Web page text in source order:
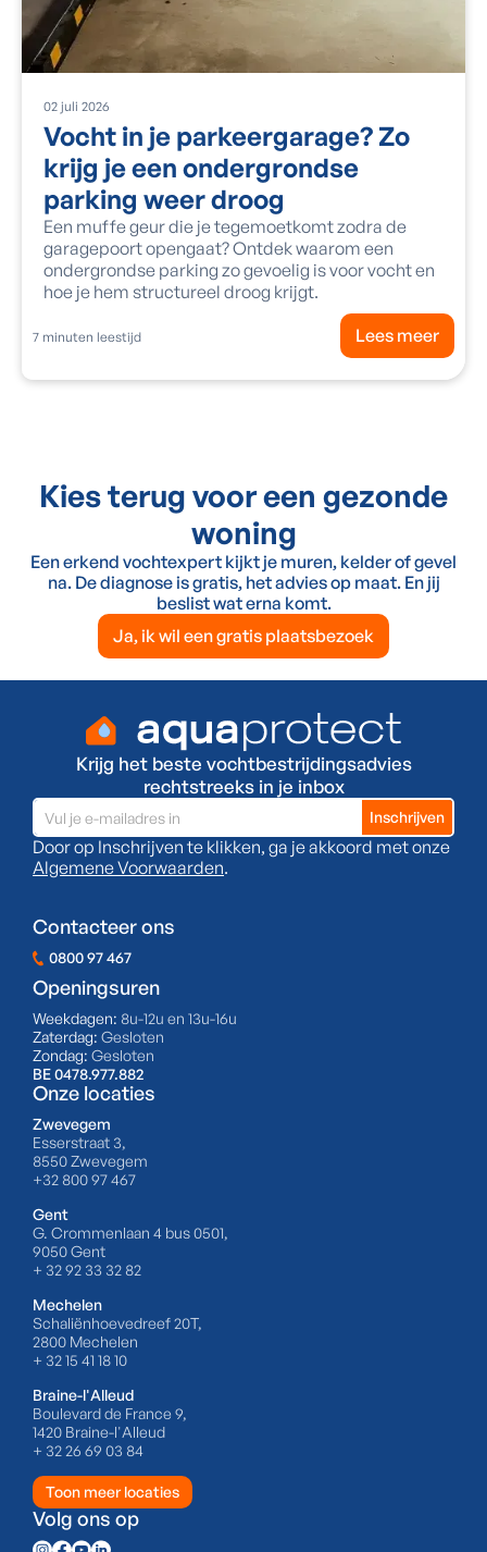
02 juli 2026
Vocht in je parkeergarage? Zo
krijg je een ondergrondse
parking weer droog
Een muffe geur die je tegemoetkomt zodra de
garagepoort opengaat? Ontdek waarom een
ondergrondse parking zo gevoelig is voor vocht en
hoe je hem structureel droog krijgt.
7 minuten leestijd Lees meer
Kies terug voor een gezonde
woning
Een erkend vochtexpert kijkt je muren, kelder of gevel
na. De diagnose is gratis, het advies op maat. En jij
beslist wat erna komt.
Ja, ik wil een gratis plaatsbezoek
Krijg het beste vochtbestrijdingsadvies
rechtstreeks in je inbox
Door op Inschrijven te klikken, ga je akkoord met onze
Algemene Voorwaarden.
Contacteer ons
0800 97 467
Openingsuren
Weekdagen: 8u-12u en 13u-16u
Zaterdag: Gesloten
Zondag: Gesloten
BE 0478.977.882
Onze locaties
Zwevegem
Esserstraat 3,
8550 Zwevegem
+32 800 97 467
Gent
G. Crommenlaan 4 bus 0501,
9050 Gent
+ 32 92 33 32 82
Mechelen
Schaliënhoevedreef 20T,
2800 Mechelen
+ 32 15 41 18 10
Braine-l'Alleud
Boulevard de France 9,
1420 Braine-l'Alleud
+ 32 26 69 03 84
Toon meer locaties
Volg ons op